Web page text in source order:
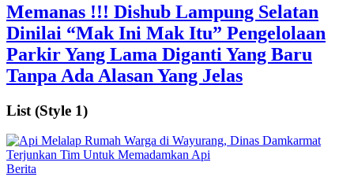
Memanas !!! Dishub Lampung Selatan
Dinilai “Mak Ini Mak Itu” Pengelolaan
Parkir Yang Lama Diganti Yang Baru
Tanpa Ada Alasan Yang Jelas
List (Style 1)
Berita